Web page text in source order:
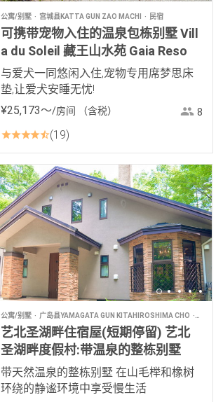
公寓/别墅 宫城县KATTA GUN ZAO MACHI 民宿
可携带宠物入住的温泉包栋别墅 Vill
a du Soleil 藏王山水苑 Gaia Reso
与爱犬一同悠闲入住,宠物专用席梦思床
垫,让爱犬安睡无忧!
¥25,173〜/房间 （含税） 8
19
公寓/别墅 广岛县YAMAGATA GUN KITAHIROSHIMA CHO 民宿
艺北圣湖畔住宿屋(短期停留) 艺北
圣湖畔度假村:带温泉的整栋别墅
带天然温泉的整栋别墅 在山毛榉和橡树
环绕的静谧环境中享受慢生活